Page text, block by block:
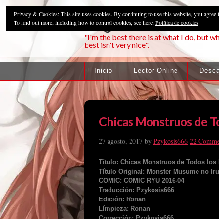
"I'm the best there is at what I do, but
best isn't very nice".
Inicio Lector Online
Chicas Monstruos de
27 agosto, 2017 by Pzykosis666 22
Título: Chicas Monstruos de Todos los
Título Original: Monster Musume no
COMIC: COMIC RYU 2016-04
Traducción: Pzykosis666
Edición: Ronan
Límpieza: Ronan
Privacy & Cookies: This site uses cookies. By continuing to use this website, you agree
To find out more, including how to control cookies, see here:Política de cookies